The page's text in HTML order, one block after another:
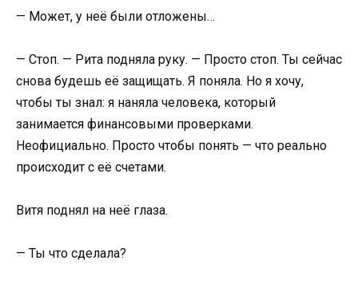
— Может, у неё были отложены…
— Стоп. — Рита подняла руку. — Просто стоп. Ты сейчас
снова будешь её защищать. Я поняла. Но я хочу,
чтобы ты знал: я наняла человека, который
занимается финансовыми проверками.
Неофициально. Просто чтобы понять — что реально
происходит с её счетами.
Витя поднял на неё глаза.
— Ты что сделала?